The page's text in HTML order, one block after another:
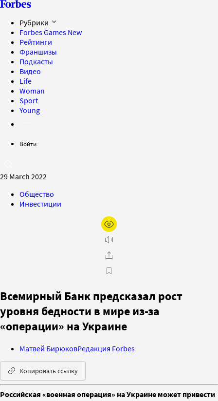
Рубрики
Forbes Games New
Рейтинги
Франшизы
Подкасты
Видео
Life
Woman
Sport
Young
Войти
29 March 2022
Общество
Инвестиции
Всемирный Банк предсказал рост
уровня бедности в мире из-за
«операции» на Украине
Матвей БирюковРедакция Forbes
Копировать ссылку
Российская «военная операция» на Украине может привести